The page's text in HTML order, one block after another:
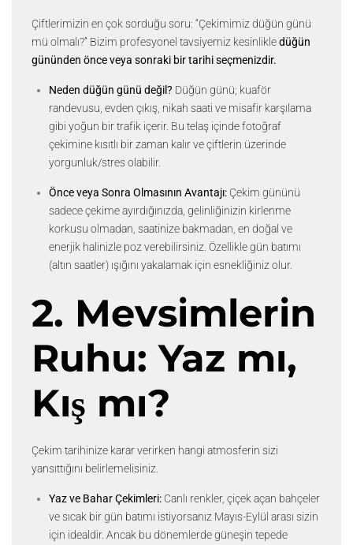
Çiftlerimizin en çok sorduğu soru: “Çekimimiz düğün günü
mü olmalı?” Bizim profesyonel tavsiyemiz kesinlikledüğün
gününden önce veya sonraki bir tarihi seçmenizdir.
Neden düğün günü değil? Düğün günü; kuaför
randevusu, evden çıkış, nikah saati ve misafir karşılama
gibi yoğun bir trafik içerir. Bu telaş içinde fotoğraf
çekimine kısıtlı bir zaman kalır ve çiftlerin üzerinde
yorgunluk/stres olabilir.
Önce veya Sonra Olmasının Avantajı: Çekim gününü
sadece çekime ayırdığınızda, gelinliğinizin kirlenme
korkusu olmadan, saatinize bakmadan, en doğal ve
enerjik halinizle poz verebilirsiniz. Özellikle gün batımı
(altın saatler) ışığını yakalamak için esnekliğiniz olur.
2. Mevsimlerin
Ruhu: Yaz mı,
Kış mı?
Çekim tarihinize karar verirken hangi atmosferin sizi
yansıttığını belirlemelisiniz.
Yaz ve Bahar Çekimleri: Canlı renkler, çiçek açan bahçeler
ve sıcak bir gün batımı istiyorsanız Mayıs-Eylül arası sizin
için idealdir. Ancak bu dönemlerde güneşin tepede